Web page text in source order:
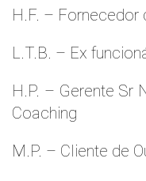
H.F. – Fornecedor
L.T.B. – Ex
H.P. – Gerente Sr
Coaching
M.P. – Cliente de